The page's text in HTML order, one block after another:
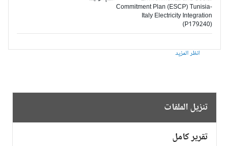
Commitment Plan (ESCP) Tunisia-
Italy Electricity Integration
(P179240)
انظر المزيد
تنزيل الملفات
تقرير كامل